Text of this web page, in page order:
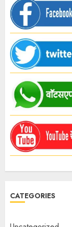
CATEGORIES